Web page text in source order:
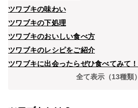
ツワブキの味わい
ツワブキの下処理
ツワブキのおいしい食べ方
ツワブキのレシピをご紹介
ツワブキに出会ったらぜひ食べてみて！
全て表示（13種類）